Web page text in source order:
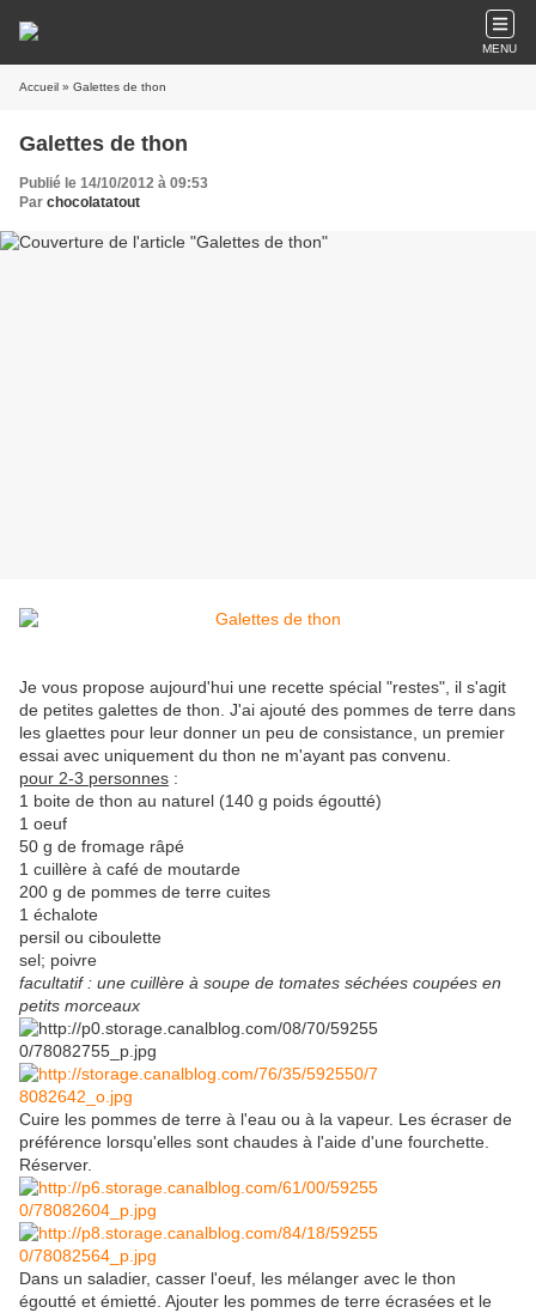
MENU
Accueil » Galettes de thon
Galettes de thon
Publié le 14/10/2012 à 09:53
Par chocolatatout
Je vous propose aujourd'hui une recette spécial "restes", il s'agit
de petites galettes de thon. J'ai ajouté des pommes de terre dans
les glaettes pour leur donner un peu de consistance, un premier
essai avec uniquement du thon ne m'ayant pas convenu.
pour 2-3 personnes :
1 boite de thon au naturel (140 g poids égoutté)
1 oeuf
50 g de fromage râpé
1 cuillère à café de moutarde
200 g de pommes de terre cuites
1 échalote
persil ou ciboulette
sel; poivre
facultatif : une cuillère à soupe de tomates séchées coupées en
petits morceaux
Cuire les pommes de terre à l'eau ou à la vapeur. Les écraser de
préférence lorsqu'elles sont chaudes à l'aide d'une fourchette.
Réserver.
Dans un saladier, casser l'oeuf, les mélanger avec le thon
égoutté et émietté. Ajouter les pommes de terre écrasées et le